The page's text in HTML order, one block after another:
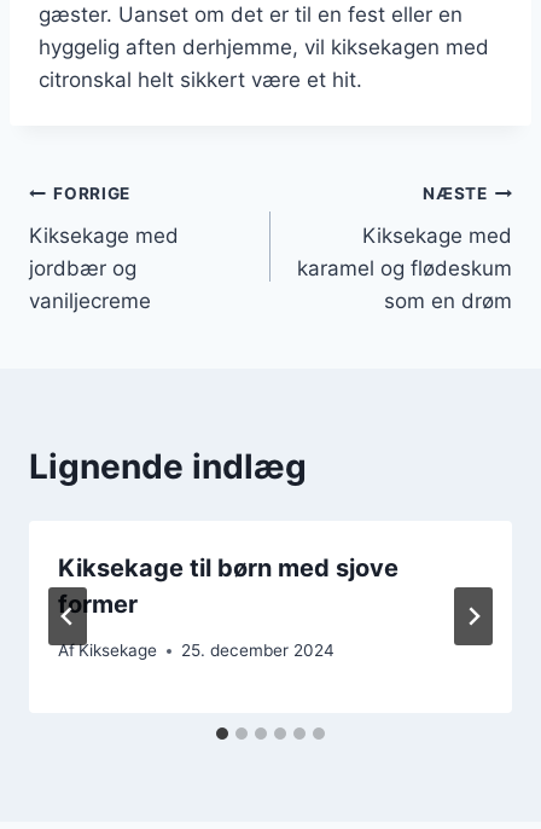
gæster. Uanset om det er til en fest eller en
hyggelig aften derhjemme, vil kiksekagen med
citronskal helt sikkert være et hit.
Indlægsnavigation
FORRIGE
Kiksekage med
jordbær og
vaniljecreme
NÆSTE
Kiksekage med
karamel og flødeskum
som en drøm
Lignende indlæg
Kiksekage til børn med sjove
former
AfKiksekage 25. december 2024